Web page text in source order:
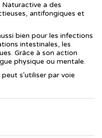
Naturactive a des
antifongiques et
bien pour les infections
intestinales, les
Grâce à son action
physique ou mentale.
peut s'utiliser par voie